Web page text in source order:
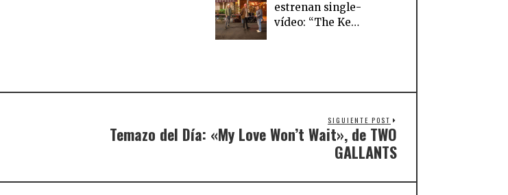
estrenan single-
vídeo: “The Ke…
SIGUIENTE POST
Temazo del Día: «My Love Won’t Wait», de TWO
GALLANTS